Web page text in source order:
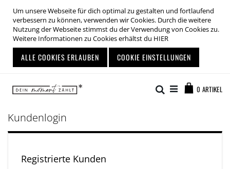
Um unsere Webseite für dich optimal zu gestalten und fortlaufend
verbessern zu können, verwenden wir Cookies. Durch die weitere
Nutzung der Webseite stimmst du der Verwendung von Cookies zu.
Weitere Informationen zu Cookies erhältst du HIER
ALLE COOKIES ERLAUBEN COOKIE EINSTELLUNGEN
Inhalt
springen
0 ARTIKEL
Suche
Kundenlogin
Registrierte Kunden